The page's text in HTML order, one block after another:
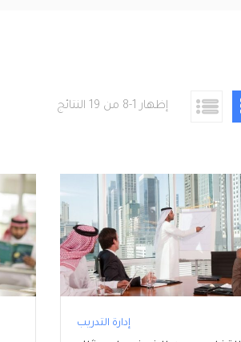
إظهار 1-8 من 19 النتائج
إدارة التدريب